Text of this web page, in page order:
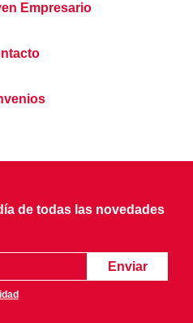
Empresario
de todas las novedades